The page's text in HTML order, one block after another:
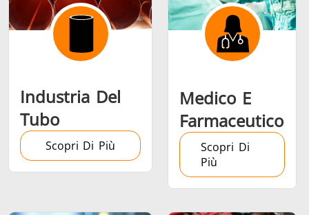
Riscaldamento,
Ventilazione e
AC
Semiconduttori
Industria Del
Tubo
Scopri Di Più
Medico E
Farmaceutico
Scopri Di
Più